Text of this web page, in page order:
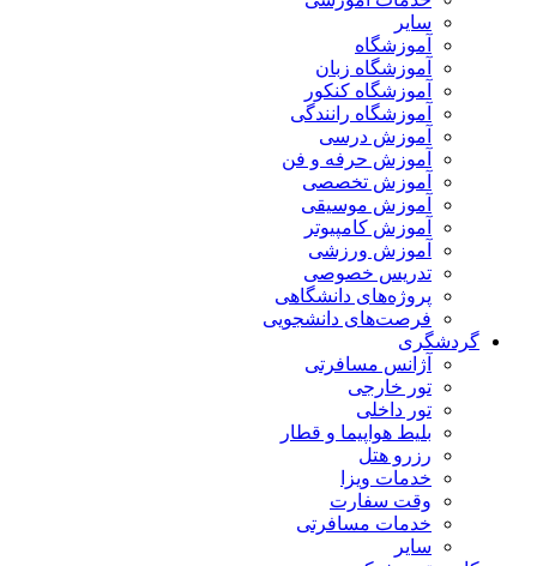
سایر
آموزشگاه
آموزشگاه زبان
آموزشگاه کنکور
آموزشگاه رانندگی
آموزش درسی
آموزش حرفه و فن
آموزش تخصصی
آموزش موسیقی
آموزش کامپیوتر
آموزش ورزشی
تدریس خصوصی
پروژه‌های دانشگاهی
فرصت‌های دانشجویی
گردشگری
آژانس مسافرتی
تور خارجی
تور داخلی
بلیط هواپیما و قطار
رزرو هتل
خدمات ویزا
وقت سفارت
خدمات مسافرتی
سایر